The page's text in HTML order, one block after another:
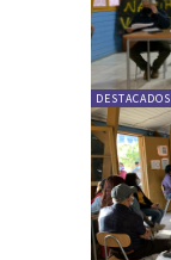
DESTACADOS